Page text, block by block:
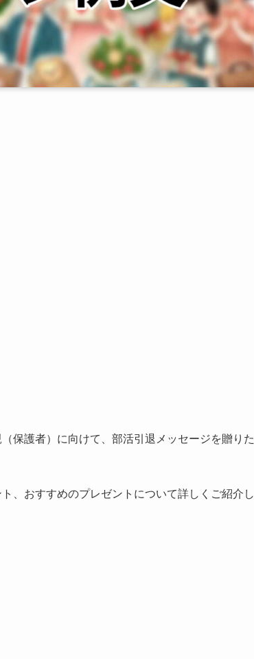
保護者）に向けて、部活引退メッセージを贈りた
、おすすめのプレゼントについて詳しくご紹介し